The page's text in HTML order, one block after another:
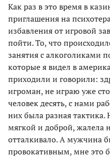
Как раз в это время в
приглашения на
избавления от игровой
пойти. То, что
занятия с алкоголиками
которые я видел в
приходили и говорили:
игроман, не играю уже
человек десять, с нами
них была разная
мягкой и доброй, жалела
отталкивало. А мужчина
провокативным, мне это